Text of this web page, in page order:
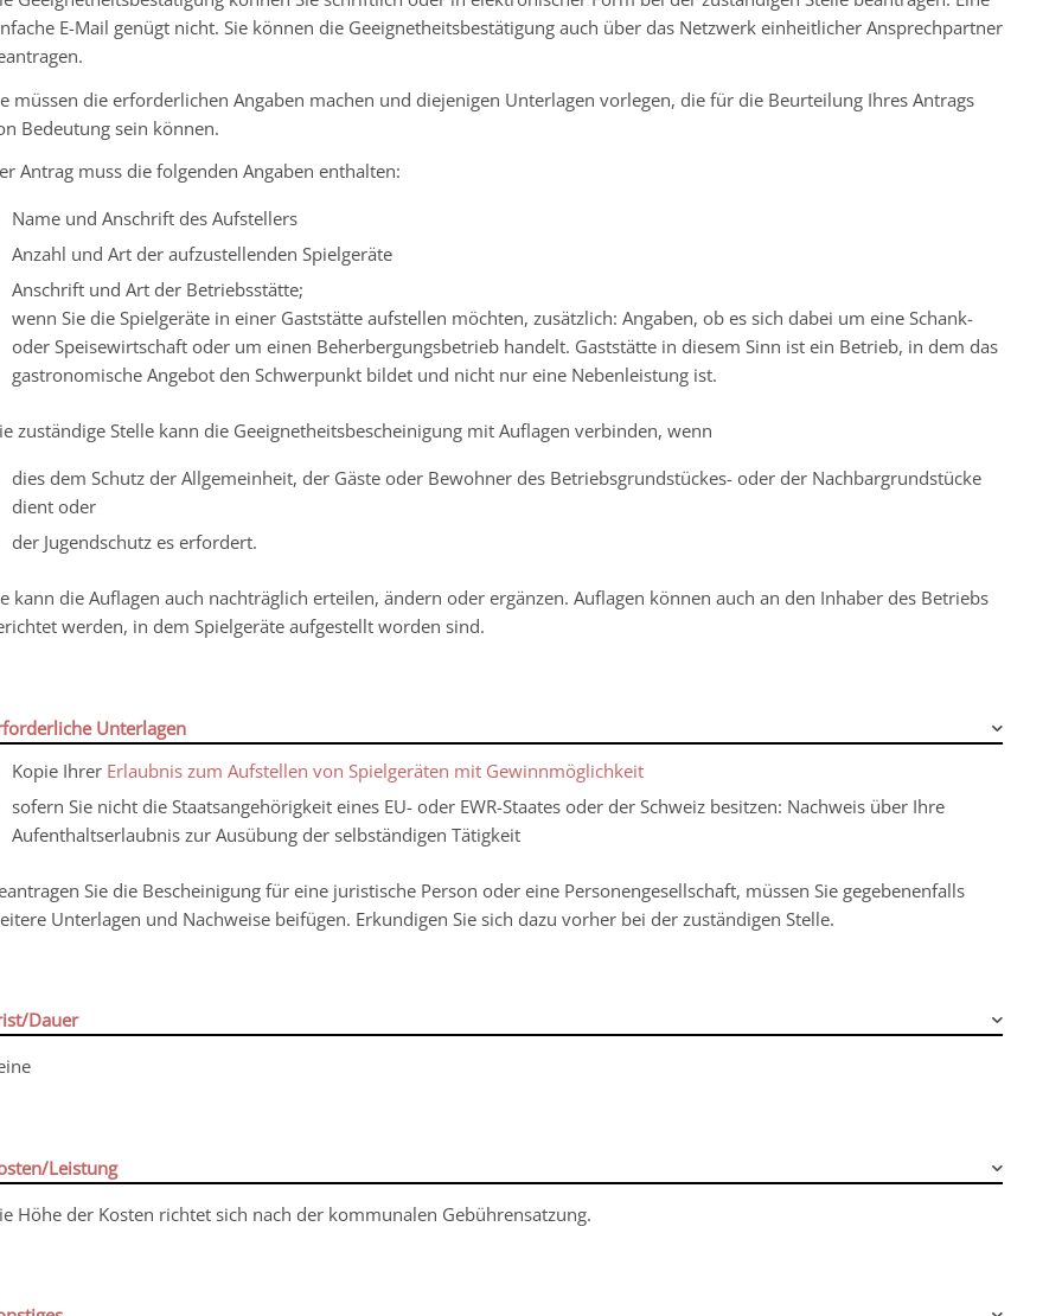
E-Mail genügt nicht. Sie können die Geeignetheitsbestätigung auch über das Netzwerk einheitlicher Ansprechpartner
müssen die erforderlichen Angaben machen und diejenigen Unterlagen vorlegen, die für die Beurteilung Ihres Antrags
Bedeutung sein können.
Antrag muss die folgenden Angaben enthalten:
Name und Anschrift des Aufstellers
Anzahl und Art der aufzustellenden Spielgeräte
Anschrift und Art der Betriebsstätte;
wenn Sie die Spielgeräte in einer Gaststätte aufstellen möchten, zusätzlich: Angaben, ob es sich dabei um eine Schank-
oder Speisewirtschaft oder um einen Beherbergungsbetrieb handelt. Gaststätte in diesem Sinn ist ein Betrieb, in dem das
gastronomische Angebot den Schwerpunkt bildet und nicht nur eine Nebenleistung ist.
zuständige Stelle kann die Geeignetheitsbescheinigung mit Auflagen verbinden, wenn
dies dem Schutz der Allgemeinheit, der Gäste oder Bewohner des Betriebsgrundstückes- oder der Nachbargrundstücke
dient oder
der Jugendschutz es erfordert.
kann die Auflagen auch nachträglich erteilen, ändern oder ergänzen. Auflagen können auch an den Inhaber des Betriebs
werden, in dem Spielgeräte aufgestellt worden sind.
Unterlagen
Kopie Ihrer Erlaubnis zum Aufstellen von Spielgeräten mit Gewinnmöglichkeit
sofern Sie nicht die Staatsangehörigkeit eines EU- oder EWR-Staates oder der Schweiz besitzen: Nachweis über Ihre
Aufenthaltserlaubnis zur Ausübung der selbständigen Tätigkeit
Sie die Bescheinigung für eine juristische Person oder eine Personengesellschaft, müssen Sie gegebenenfalls
Unterlagen und Nachweise beifügen. Erkundigen Sie sich dazu vorher bei der zuständigen Stelle.
Dauer
Leistung
Höhe der Kosten richtet sich nach der kommunalen Gebührensatzung.